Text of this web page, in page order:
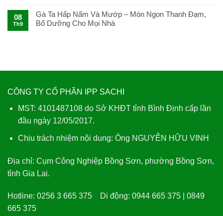
Tráng
Sachi
08
Th9
Gà Ta Hấp Nấm Và Mướp – Món Ngon Thanh Đạm,
Bổ Dưỡng Cho Mọi Nhà
CÔNG TY CỔ PHẦN IPP SACHI
MST: 4101487108 do Sở KHĐT tỉnh Bình Định cấp lần
đầu ngày 12/05/2017.
Chịu trách nhiệm nội dung: Ông NGUYỄN HỮU VINH
Địa chỉ: Cụm Công Nghiệp Bồng Sơn, phường Bồng Sơn,
tỉnh Gia Lai.
Hotline: 0256 3 665 375 Di động: 0944 665 375 | 0849
665 375